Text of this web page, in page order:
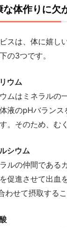
な体作りに欠
ビスは、体に嬉し
の3つです。
ウム
ムはミネラルの
液のpHバラン
。そのため、む
シウム
ルの仲間である
促進させて出血
わせて摂取する